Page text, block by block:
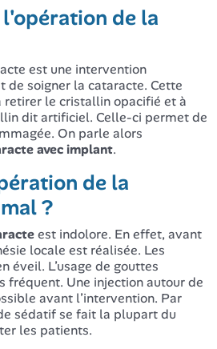
de la
est une intervention
de soigner la cataracte. Cette
retirer le cristallin opacifié et à
dit artificiel. Celle-ci permet de
On parle alors
avec implant.
de la
?
est indolore. En effet, avant
locale est réalisée. Les
éveil. L’usage de gouttes
fréquent. Une injection autour de
avant l’intervention. Par
sédatif se fait la plupart du
les patients.